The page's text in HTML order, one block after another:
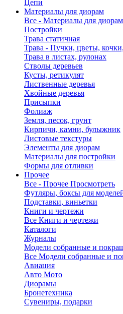
Цепи
Материалы для диорам
Все - Материалы для диорам
Постройки
Трава статичная
Трава - Пучки, цветы,
Трава в листах, рулонах
Стволы деревьев
Кусты, ретикулят
Лиственные деревья
Хвойные деревья
Присыпки
Фолиаж
Земля, песок, грунт
Кирпичи, камни, булыжник
Листовые текстуры
Элементы для диорам
Материалы для постройки
Формы для отливки
Прочее
Все - Прочее Просмотреть
Футляры, боксы для
Подставки, виньетки
Книги и чертежи
Все Книги и чертежи
Каталоги
Журналы
Модели собранные и
Все Модели собранные и
Авиация
Авто Мото
Диорамы
Бронетехника
Сувениры, подарки